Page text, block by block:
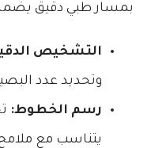
بمسار طبي دقيق يضمن
التشخيص
وتحديد عدد
رسم الخطوط:
يتناسب مع